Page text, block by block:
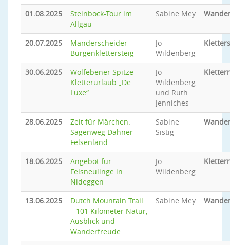
01.08.2025
Steinbock-Tour im
Allgäu
Sabine Mey
20.07.2025
Manderscheider
Burgenklettersteig
Jo
Wildenberg
30.06.2025
Wolfebener Spitze -
Kletterurlaub „De
Luxe“
Jo
Wildenberg
und Ruth
Jenniches
28.06.2025
Zeit für Märchen:
Sagenweg Dahner
Felsenland
Sabine
Sistig
18.06.2025
Angebot für
Felsneulinge in
Nideggen
Jo
Wildenberg
13.06.2025
Dutch Mountain Trail
– 101 Kilometer Natur,
Ausblick und
Wanderfreude
Sabine Mey